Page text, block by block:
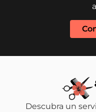
Descubra un